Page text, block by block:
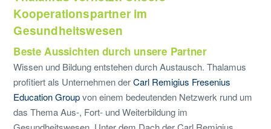
Kooperationspartner im
Gesundheitswesen
Beste Aussichten durch unsere Partner
Wissen und Bildung entstehen durch Austausch. Thalamus
profitiert als Unternehmen derCarl Remigius Fresenius
Education Groupvon einem bedeutenden Netzwerk rund um
das Thema Aus-, Fort- und Weiterbildung im